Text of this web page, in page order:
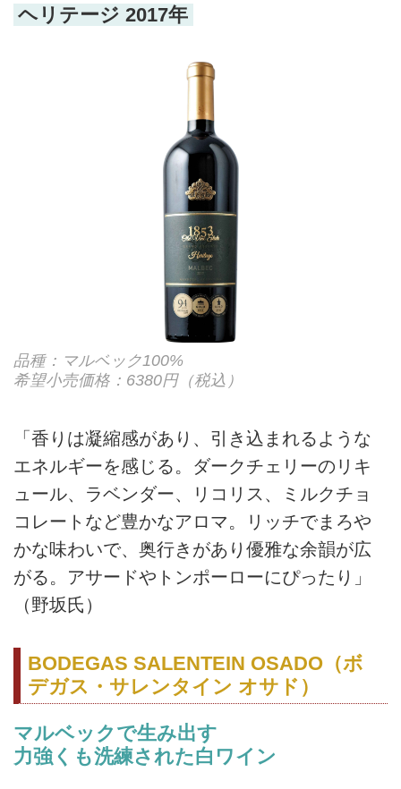
ヘリテージ 2017年
品種：マルベック100%
希望小売価格：6380円（税込）
「香りは凝縮感があり、引き込まれるような
エネルギーを感じる。ダークチェリーのリキ
ュール、ラベンダー、リコリス、ミルクチョ
コレートなど豊かなアロマ。リッチでまろや
かな味わいで、奥行きがあり優雅な余韻が広
がる。アサードやトンポーローにぴったり」
（野坂氏）
BODEGAS SALENTEIN OSADO（ボ
デガス・サレンタイン オサド）
マルベックで生み出す
力強くも洗練された白ワイン